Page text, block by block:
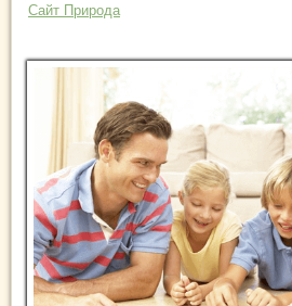
Сайт Природа